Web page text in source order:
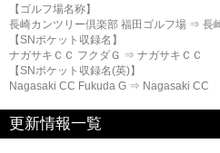
【ゴルフ場名称】
長崎カンツリー倶楽部 福田ゴルフ場 ⇒ 長
【SNポケット収録名】
ナガサキＣＣ フクダＧ ⇒ ナガサキＣＣ
【SNポケット収録名(英)】
Nagasaki CC Fukuda G ⇒ Nagasaki CC
更新情報一覧